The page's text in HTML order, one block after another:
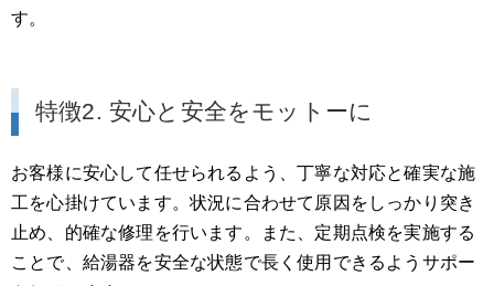
す。
特徴2. 安心と安全をモットーに
お客様に安心して任せられるよう、丁寧な対応と確実な施
工を心掛けています。状況に合わせて原因をしっかり突き
止め、的確な修理を行います。また、定期点検を実施する
ことで、給湯器を安全な状態で長く使用できるようサポー